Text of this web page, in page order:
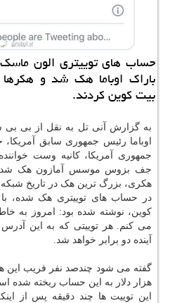
حساب های توییتری الون
باراك اوباما هك شد و
بیت كوین كردند.
به گزارش آنی تل به نقل از بی
اوباما رئیس جمهوری سابق آمریکا،
جمهوری آمریکا، کانیه وست
جف بزوس موسس آمازون هک شده
هکری، بزرگ ترین هک در تاریخ
در حساب های توییتری هک شده،
می کنم. هر توییتی که به این
آینده دو برابر خواهد شد.
هزار دلار به این حساب ریخته شده
این توییت ها چند دقیقه پس از